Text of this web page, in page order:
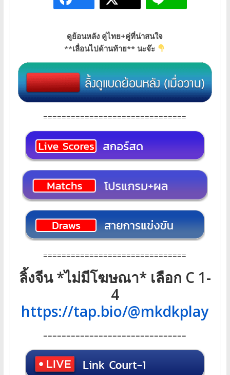
ดูย้อนหลัง คู่ไทย+คู่ที่น่าสนใจ
**เลื่อนไปด้านท้าย** นะจ๊ะ
===============================
===============================
ลิ้งจีน *ไม่มีโฆษณา* เลือก C 1-
4
https://tap.bio/@mkdkplay
===============================